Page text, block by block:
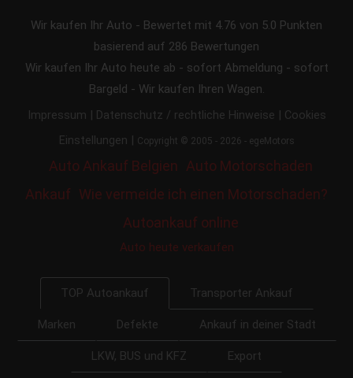
Wir kaufen Ihr Auto - Bewertet mit 4.76 von 5.0 Punkten
basierend auf 286 Bewertungen
Wir kaufen Ihr Auto heute ab - sofort Abmeldung - sofort
Bargeld - Wir kaufen Ihren Wagen.
Impressum | Datenschutz / rechtliche Hinweise | Cookies
Einstellungen | Copyright © 2005 - 2026 - egeMotors
Auto Ankauf Belgien
Auto Motorschaden
Ankauf Wie vermeide ich einen Motorschaden?
Autoankauf online
Auto heute verkaufen
TOP Autoankauf Transporter Ankauf
Marken Defekte Ankauf in deiner Stadt
LKW, BUS und KFZ Export